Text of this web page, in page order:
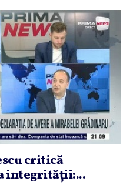
critică
integrităţii:...